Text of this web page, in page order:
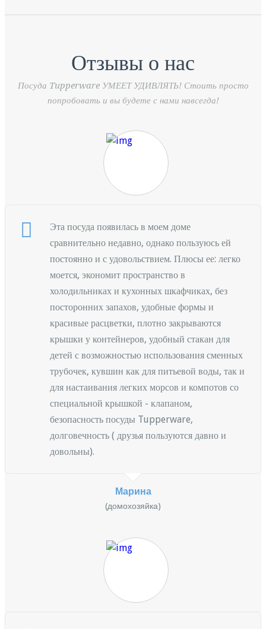
Отзывы о нас
Посуда Tupperware УМЕЕТ УДИВЛЯТЬ! Стоить просто
попробовать и вы будете с нами навсегда!
Эта посуда появилась в моем доме
сравнительно недавно, однако пользуюсь ей
постоянно и с удовольствием. Плюсы ее: легко
моется, экономит пространство в
холодильниках и кухонных шкафчиках, без
посторонних запахов, удобные формы и
красивые расцветки, плотно закрываются
крышки у контейнеров, удобный стакан для
детей с возможностью использования сменных
трубочек, кувшин как для питьевой воды, так и
для настаивания легких морсов и компотов со
специальной крышкой - клапаном,
безопасность посуды Tupperware,
долговечность ( друзья пользуются давно и
довольны).
Марина
(домохозяйка)